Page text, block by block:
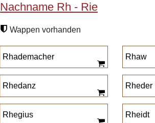
Nachname Rh - Rie
Wappen vorhanden
Rhademacher Rhaw
Rhedanz Rheder
Rhegius Rheidt